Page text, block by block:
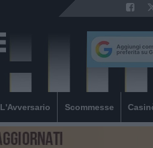
L'Avversario Scommesse